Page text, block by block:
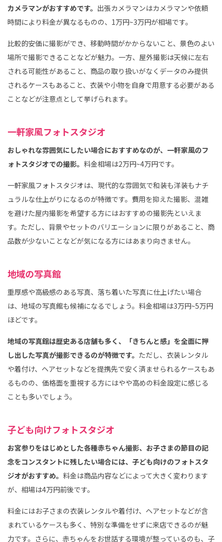
カメラマンがおすすめです。 出張カメラマンはカメラマンや依頼
時間により料金が異なるものの、1万円~3万円が相場です。
比較的安価に撮影ができ、移動時間がかからないこと、景色のよい
場所で撮影できることなどが魅力。一方、屋外撮影は天候に左右
される可能性があること、商品の取り扱いがなくデータのみ提供
されるケースもあること、衣装や小物を自身で用意する必要がある
ことなどが注意点として挙げられます。
一軒家風フォトスタジオ
おしゃれな雰囲気にしたい場合におすすめなのが、一軒家風のフ
ォトスタジオでの撮影。 料金相場は2万円~4万円です。
一軒家風フォトスタジオは、現代的な雰囲気で和装も洋装もナチ
ュラルな仕上がりになるのが特徴です。費用を抑えた撮影、混雑
を避けた屋内撮影を希望する方にはおすすめの撮影先といえま
す。ただし、背景やセットのバリエーションに限りがあること、商
品数が少ないことなどが気になる方にはあまり向きません。
地域の写真館
重厚感や高級感のある写真、落ち着いた写真に仕上げたい場合
は、地域の写真館も候補になるでしょう。料金相場は3万円~5万円
ほどです。
地域の写真館は歴史ある店舗も多く、「きちんと感」を全面に押
し出した写真が撮影できるのが特徴です。 ただし、衣装レンタル
や着付け、ヘアセットなどを提携先で安く済ませられるケースもあ
るものの、価格面を重視する方にはやや高めの料金設定に感じる
ことも多いでしょう。
子ども向けフォトスタジオ
お宮参りをはじめとした各種赤ちゃん撮影、お子さまの節目の記
念をコンスタントに残したい場合には、子ども向けのフォトスタ
ジオがおすすめ。 料金は商品内容などによって大きく変わります
が、相場は4万円前後です。
料金にはお子さまの衣装レンタルや着付け、ヘアセットなどが含
まれているケースも多く、特別な準備をせずに来店できるのが魅
力です。さらに、赤ちゃんをお世話する環境が整っているのも、子